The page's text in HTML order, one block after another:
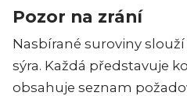
Pozor na zrání
Nasbírané suroviny
sýra. Každá představuje
obsahuje seznam